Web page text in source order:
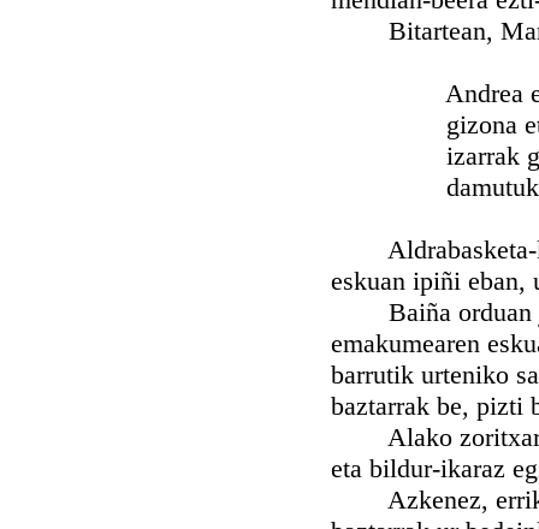
Bitartean, Mari
Andrea
gizona
izarrak
damutuko
Aldrabasketa-
eskuan ipiñi eban,
Baiña orduan
emakumearen
barrutik urteniko
baztarrak be, pizti
Alako zoritxarra
eta bildur-ikaraz
Azkenez, erriko